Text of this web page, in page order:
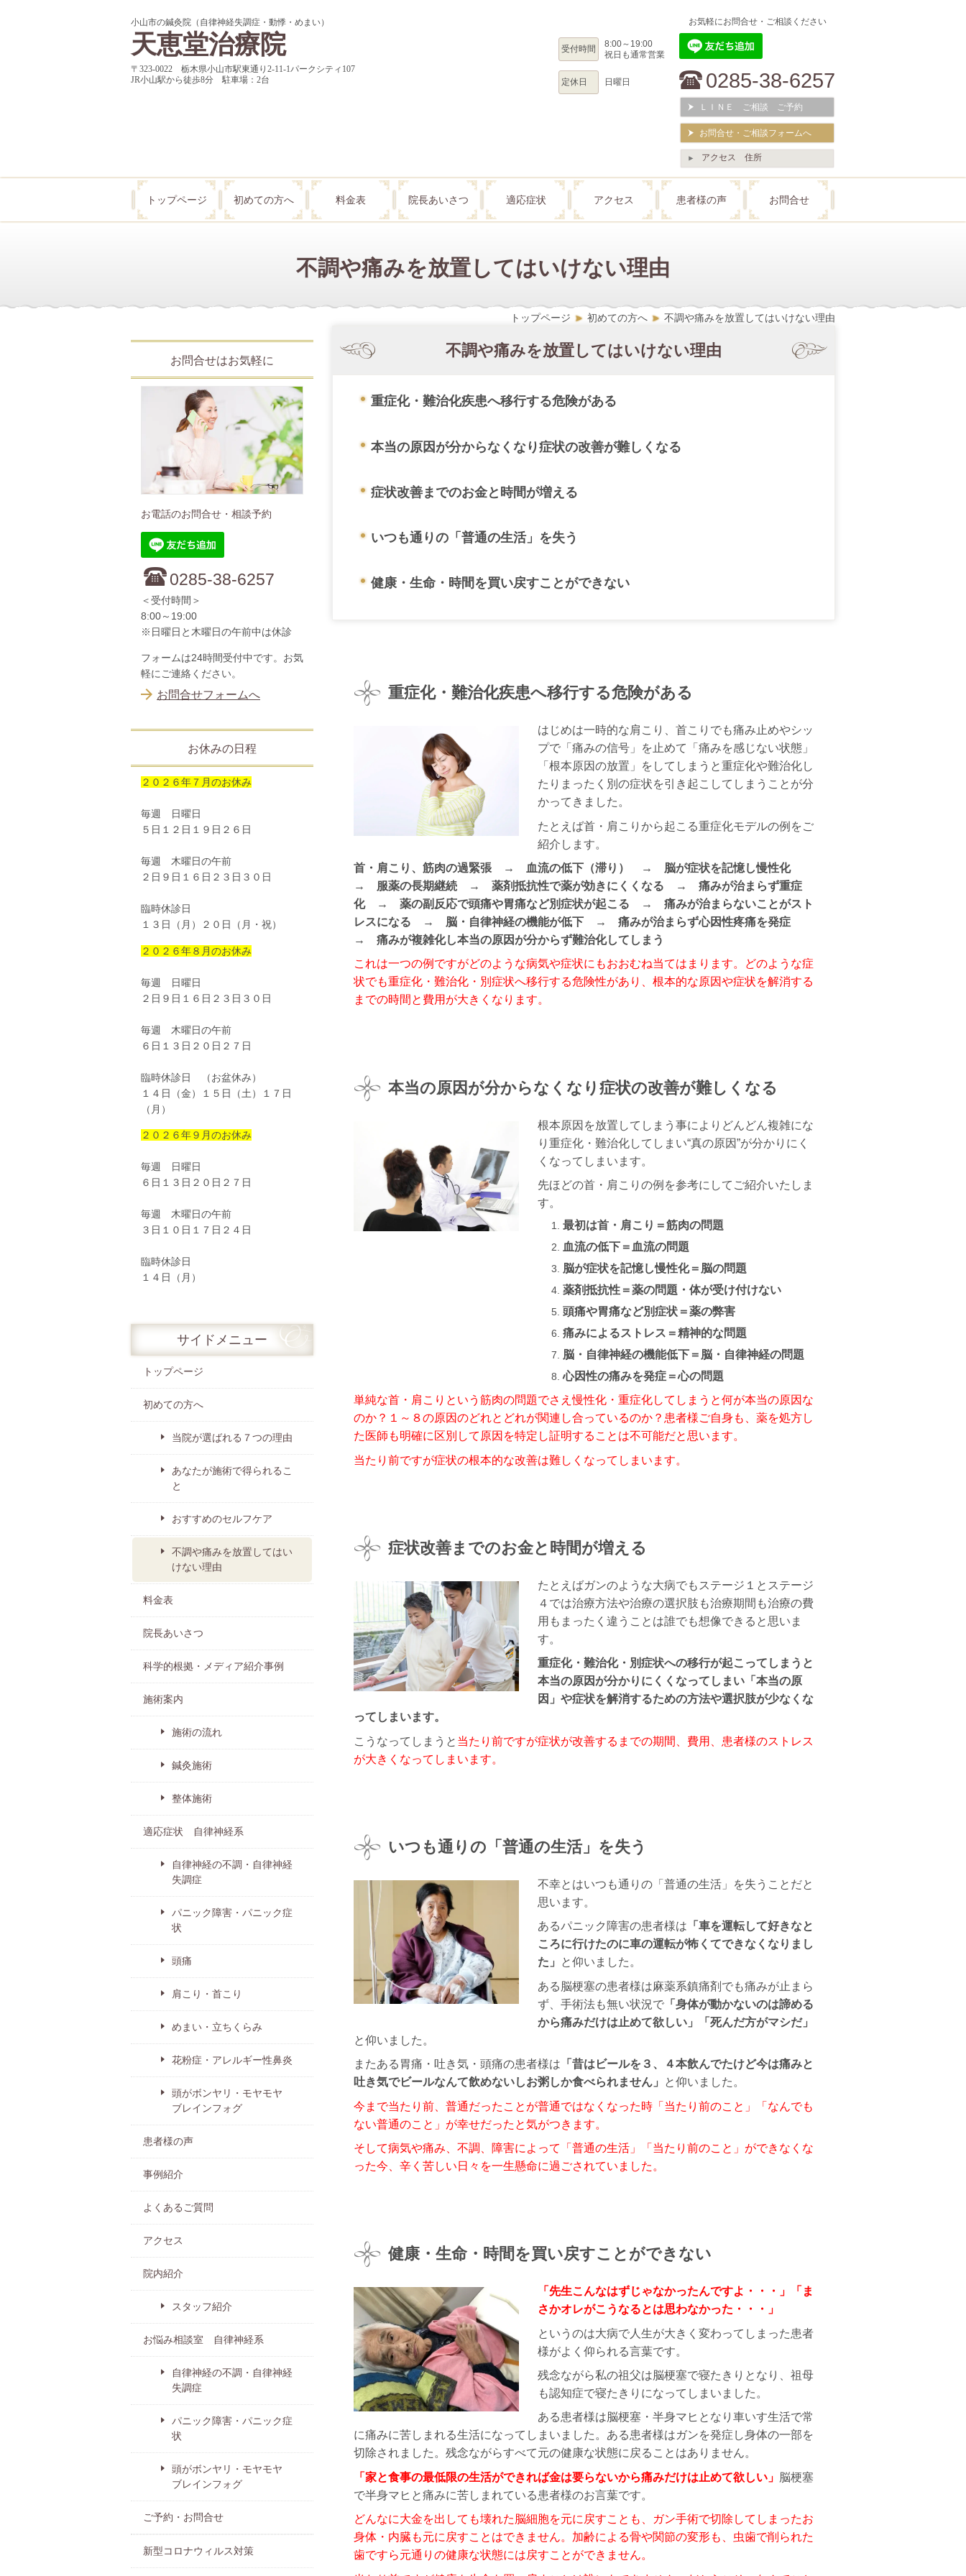
小山市の鍼灸院（自律神経失調症・動悸・めまい）
天恵堂治療院
〒323-0022 栃木県小山市駅東通り2-11-1パークシティ107
JR小山駅から徒歩8分 駐車場：2台
受付時間
8:00～19:00
祝日も通常営業
定休日 日曜日
お気軽にお問合せ・ご相談ください
0285-38-6257
ＬＩＮＥ ご相談 ご予約
お問合せ・ご相談フォームへ
アクセス 住所
トップページ 初めての方へ 料金表 院長あいさつ 適応症状 アクセス 患者様の声 お問合せ
不調や痛みを放置してはいけない理由
トップページ 初めての方へ 不調や痛みを放置してはいけない理由
不調や痛みを放置してはいけない理由
重症化・難治化疾患へ移行する危険がある
本当の原因が分からなくなり症状の改善が難しくなる
症状改善までのお金と時間が増える
いつも通りの「普通の生活」を失う
健康・生命・時間を買い戻すことができない
重症化・難治化疾患へ移行する危険がある
はじめは一時的な肩こり、首こりでも痛み止めやシッ
プで「痛みの信号」を止めて「痛みを感じない状態」
「根本原因の放置」をしてしまうと重症化や難治化し
たりまったく別の症状を引き起こしてしまうことが分
かってきました。
たとえば首・肩こりから起こる重症化モデルの例をご
紹介します。
首・肩こり、筋肉の過緊張 → 血流の低下（滞り） → 脳が症状を記憶し慢性化
→ 服薬の長期継続 → 薬剤抵抗性で薬が効きにくくなる → 痛みが治まらず重症
化 → 薬の副反応で頭痛や胃痛など別症状が起こる → 痛みが治まらないことがスト
レスになる → 脳・自律神経の機能が低下 → 痛みが治まらず心因性疼痛を発症
→ 痛みが複雑化し本当の原因が分からず難治化してしまう
これは一つの例ですがどのような病気や症状にもおおむね当てはまります。どのような症
状でも重症化・難治化・別症状へ移行する危険性があり、根本的な原因や症状を解消する
までの時間と費用が大きくなります。
本当の原因が分からなくなり症状の改善が難しくなる
根本原因を放置してしまう事によりどんどん複雑にな
り重症化・難治化してしまい“真の原因”が分かりにく
くなってしまいます。
先ほどの首・肩こりの例を参考にしてご紹介いたしま
す。
最初は首・肩こり＝筋肉の問題
血流の低下＝血流の問題
脳が症状を記憶し慢性化＝脳の問題
薬剤抵抗性＝薬の問題・体が受け付けない
頭痛や胃痛など別症状＝薬の弊害
痛みによるストレス＝精神的な問題
脳・自律神経の機能低下＝脳・自律神経の問題
心因性の痛みを発症＝心の問題
単純な首・肩こりという筋肉の問題でさえ慢性化・重症化してしまうと何が本当の原因な
のか？１～８の原因のどれとどれが関連し合っているのか？患者様ご自身も、薬を処方し
た医師も明確に区別して原因を特定し証明することは不可能だと思います。
当たり前ですが症状の根本的な改善は難しくなってしまいます。
症状改善までのお金と時間が増える
たとえばガンのような大病でもステージ１とステージ
４では治療方法や治療の選択肢も治療期間も治療の費
用もまったく違うことは誰でも想像できると思いま
す。
重症化・難治化・別症状への移行が起こってしまうと
本当の原因が分かりにくくなってしまい「本当の原
因」や症状を解消するための方法や選択肢が少なくな
ってしまいます。
こうなってしまうと 当たり前ですが症状が改善するまでの期間、費用、患者様のストレス
が大きくなってしまいます。
いつも通りの「普通の生活」を失う
不幸とはいつも通りの「普通の生活」を失うことだと
思います。
あるパニック障害の患者様は 「車を運転して好きなと
ころに行けたのに車の運転が怖くてできなくなりまし
た」
と仰いました。
ある脳梗塞の患者様は麻薬系鎮痛剤でも痛みが止まら
ず、手術法も無い状況で 「身体が動かないのは諦める
から痛みだけは止めて欲しい」「死んだ方がマシだ」
と仰いました。
またある胃痛・吐き気・頭痛の患者様は 「昔はビールを３、４本飲んでたけど今は痛みと
吐き気でビールなんて飲めないしお粥しか食べられません」
と仰いました。
今まで当たり前、普通だったことが普通ではなくなった時「当たり前のこと」「なんでも
ない普通のこと」が幸せだったと気がつきます。
そして病気や痛み、不調、障害によって「普通の生活」「当たり前のこと」ができなくな
った今、辛く苦しい日々を一生懸命に過ごされていました。
健康・生命・時間を買い戻すことができない
「先生こんなはずじゃなかったんですよ・・・」「ま
さかオレがこうなるとは思わなかった・・・」
というのは大病で人生が大きく変わってしまった患者
様がよく仰られる言葉です。
残念ながら私の祖父は脳梗塞で寝たきりとなり、祖母
も認知症で寝たきりになってしまいました。
ある患者様は脳梗塞・半身マヒとなり車いす生活で常
に痛みに苦しまれる生活になってしまいました。ある患者様はガンを発症し身体の一部を
切除されました。残念ながらすべて元の健康な状態に戻ることはありません。
「家と食事の最低限の生活ができれば金は要らないから痛みだけは止めて欲しい」
脳梗塞
で半身マヒと痛みに苦しまれている患者様のお言葉です。
どんなに大金を出しても壊れた脳細胞を元に戻すことも、ガン手術で切除してしまったお
身体・内臓も元に戻すことはできません。加齢による骨や関節の変形も、虫歯で削られた
歯ですら元通りの健康な状態には戻すことができません。
お問合せはお気軽に
お電話のお問合せ・相談予約
0285-38-6257
＜受付時間＞
8:00～19:00
※日曜日と木曜日の午前中は休診
フォームは24時間受付中です。お気
軽にご連絡ください。
お問合せフォームへ
お休みの日程
２０２６年７月のお休み
毎週 日曜日
５日１２日１９日２６日
毎週 木曜日の午前
２日９日１６日２３日３０日
臨時休診日
１３日（月）２０日（月・祝）
２０２６年８月のお休み
毎週 日曜日
２日９日１６日２３日３０日
毎週 木曜日の午前
６日１３日２０日２７日
臨時休診日 （お盆休み）
１４日（金）１５日（土）１７日
（月）
２０２６年９月のお休み
毎週 日曜日
６日１３日２０日２７日
毎週 木曜日の午前
３日１０日１７日２４日
臨時休診日
１４日（月）
サイドメニュー
トップページ
初めての方へ
当院が選ばれる７つの理由
あなたが施術で得られるこ
と
おすすめのセルフケア
不調や痛みを放置してはい
けない理由
料金表
院長あいさつ
科学的根拠・メディア紹介事例
施術案内
施術の流れ
鍼灸施術
整体施術
適応症状 自律神経系
自律神経の不調・自律神経
失調症
パニック障害・パニック症
状
頭痛
肩こり・首こり
めまい・立ちくらみ
花粉症・アレルギー性鼻炎
頭がボンヤリ・モヤモヤ
ブレインフォグ
患者様の声
事例紹介
よくあるご質問
アクセス
院内紹介
スタッフ紹介
お悩み相談室 自律神経系
自律神経の不調・自律神経
失調症
パニック障害・パニック症
状
頭がボンヤリ・モヤモヤ
ブレインフォグ
ご予約・お問合せ
新型コロナウィルス対策